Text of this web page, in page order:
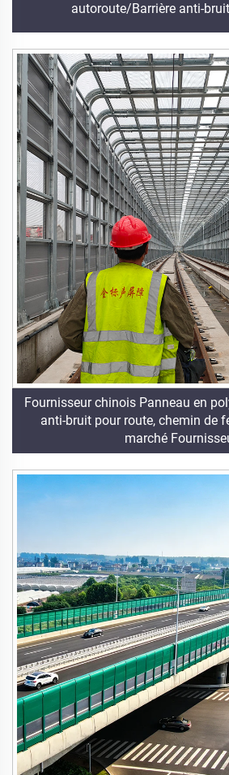
autoroute/Barrière anti-
Fournisseur chinois Panneau en
anti-bruit pour route, chemin de
marché